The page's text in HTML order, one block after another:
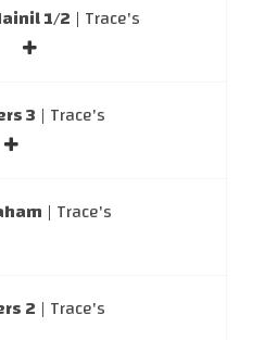
1/2 | Trace's
3 | Trace's
| Trace's
2 | Trace's